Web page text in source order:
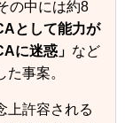
の中には約8
として能力が
に迷惑」 など
事案。
上許容される